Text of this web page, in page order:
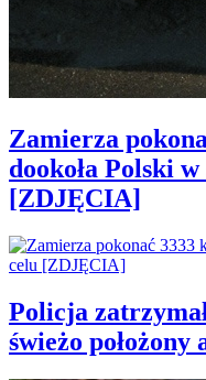
Zamierza
dookoła Polski
[ZDJĘCIA]
Policja
świeżo położony